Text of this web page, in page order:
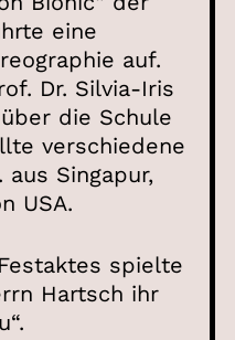
eine
auf.
Dr. Silvia-Iris
die Schule
verschiedene
aus Singapur,
USA.
spielte
Hartsch ihr